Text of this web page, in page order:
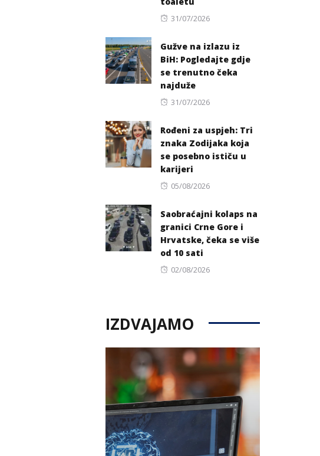
Posted
31/07/2026
Gužve na izlazu iz
BiH: Pogledajte gdje
se trenutno čeka
najduže
Posted
31/07/2026
Rođeni za uspjeh: Tri
znaka Zodijaka koja
se posebno ističu u
karijeri
Posted
05/08/2026
Saobraćajni kolaps na
granici Crne Gore i
Hrvatske, čeka se više
od 10 sati
Posted
02/08/2026
IZDVAJAMO